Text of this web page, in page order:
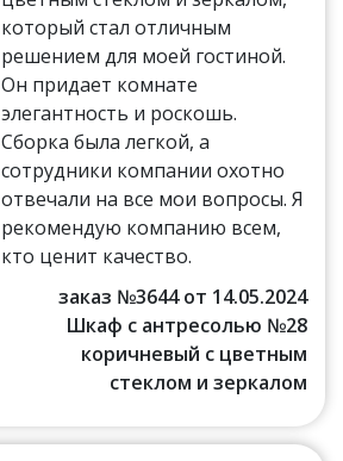
который стал отличным
решением для моей гостиной.
Он придает комнате
элегантность и роскошь.
Сборка была легкой, а
сотрудники компании охотно
отвечали на все мои вопросы. Я
рекомендую компанию всем,
кто ценит качество.
заказ №3644 от 14.05.2024
Шкаф с антресолью №28
коричневый с цветным
стеклом и зеркалом